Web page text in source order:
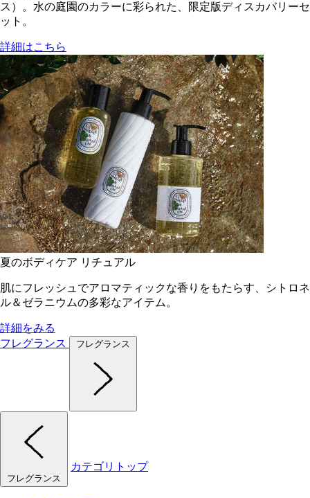
ス）。水の庭園のカラーに彩られた、限定版ディスカバリーセ
ット。
詳細はこちら
夏のボディケア リチュアル
肌にフレッシュでアロマティックな香りをもたらす、シトロネ
ル＆ゼラニウムの多彩なアイテム。
詳細をみる
フレグランス
フレグランス
フレグランス
カテゴリトップ